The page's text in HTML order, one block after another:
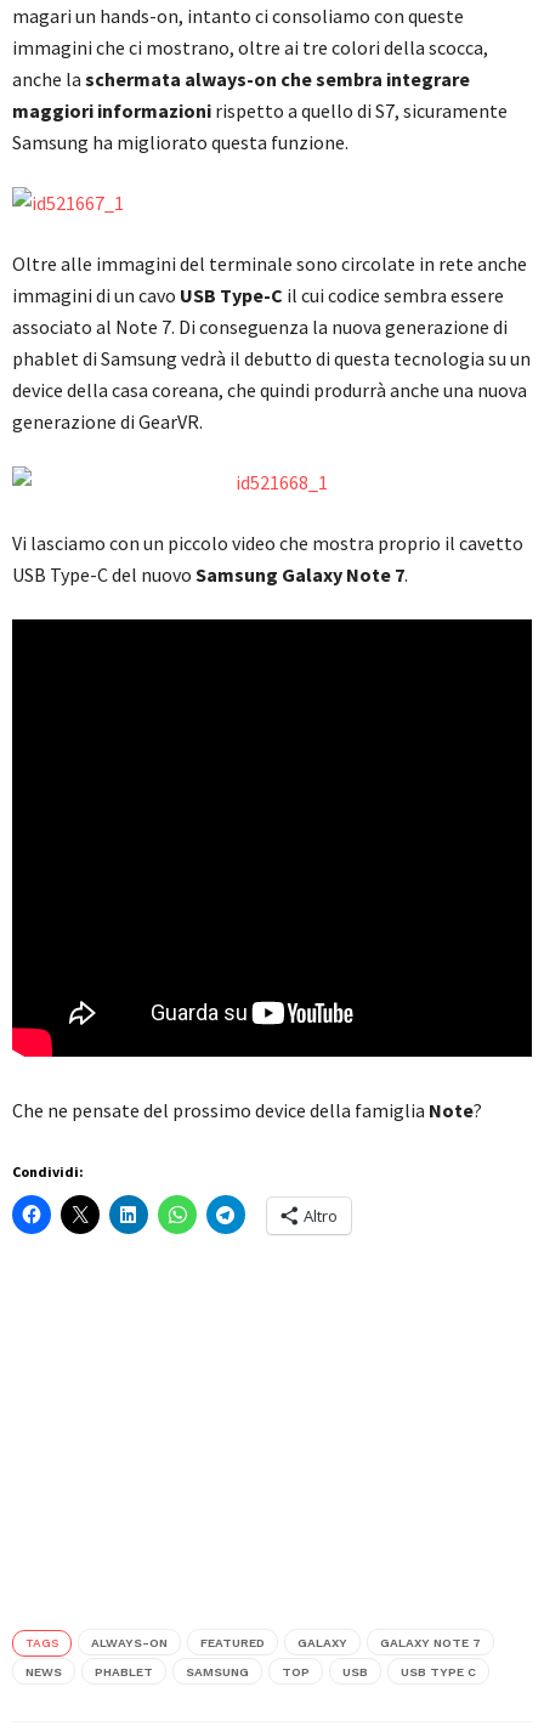
magari un hands-on, intanto ci consoliamo con queste
immagini che ci mostrano, oltre ai tre colori della scocca,
anche la schermata always-on che sembra integrare
maggiori informazioni rispetto a quello di S7, sicuramente
Samsung ha migliorato questa funzione.
Oltre alle immagini del terminale sono circolate in rete anche
immagini di un cavo USB Type-C il cui codice sembra essere
associato al Note 7. Di conseguenza la nuova generazione di
phablet di Samsung vedrà il debutto di questa tecnologia su un
device della casa coreana, che quindi produrrà anche una nuova
generazione di GearVR.
Vi lasciamo con un piccolo video che mostra proprio il cavetto
USB Type-C del nuovo Samsung Galaxy Note 7.
Che ne pensate del prossimo device della famiglia Note?
Condividi:
Altro
TAGS ALWAYS-ON FEATURED GALAXY GALAXY NOTE 7
NEWS PHABLET SAMSUNG TOP USB USB TYPE C